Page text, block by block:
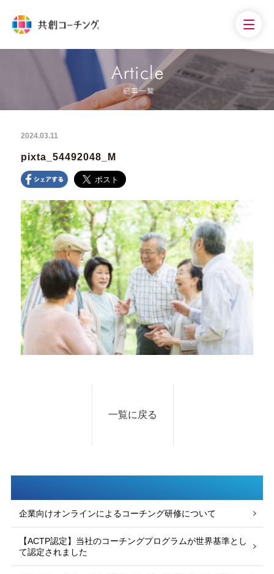
2024.03.11
pixta_54492048_M
一覧に戻る
企業向けオンラインによるコーチング研修について
【ACTP認定】当社のコーチングプログラムが世界基準とし
て認定されました